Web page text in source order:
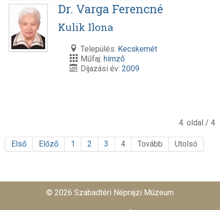
Dr. Varga Ferencné
Kulik Ilona
Település: Kecskemét
Műfaj: hímző
Díjazási év: 2009
4. oldal / 4
Első Előző 1 2 3 4 Tovább Utolsó
© 2026 Szabadtéri Néprajzi Múzeum